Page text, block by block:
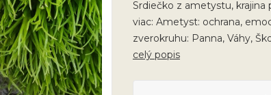
Srdiečko z ametystu, krajina
viac: Ametyst: ochrana,
zverokruhu: Panna, Váhy,
celý popis